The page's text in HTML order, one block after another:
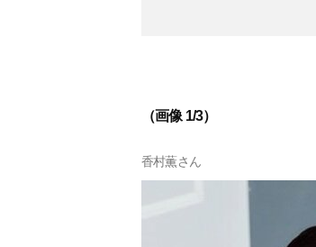
（画像 1/3）
香村薫さん